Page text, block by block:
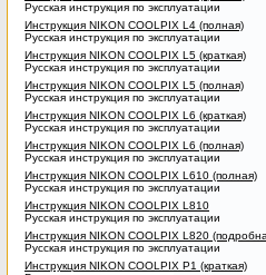
Русская инструкция по эксплуатации
Инструкция NIKON COOLPIX L4 (полная)
Русская инструкция по эксплуатации
Инструкция NIKON COOLPIX L5 (краткая)
Русская инструкция по эксплуатации
Инструкция NIKON COOLPIX L5 (полная)
Русская инструкция по эксплуатации
Инструкция NIKON COOLPIX L6 (краткая)
Русская инструкция по эксплуатации
Инструкция NIKON COOLPIX L6 (полная)
Русская инструкция по эксплуатации
Инструкция NIKON COOLPIX L610 (полная)
Русская инструкция по эксплуатации
Инструкция NIKON COOLPIX L810
Русская инструкция по эксплуатации
Инструкция NIKON COOLPIX L820
Русская инструкция по эксплуатации
Инструкция NIKON COOLPIX P1 (краткая)